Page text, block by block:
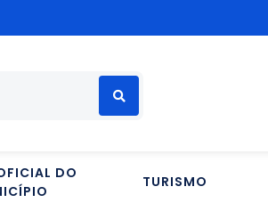
DO
TURISMO